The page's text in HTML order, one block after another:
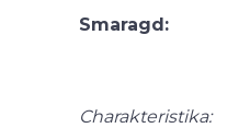
Smaragd:
Charakteristika: